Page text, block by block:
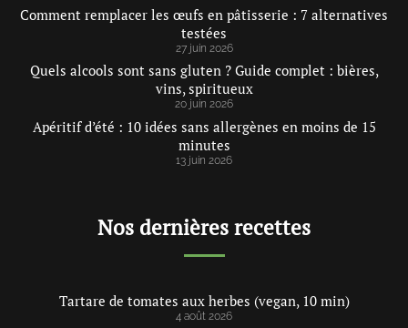
Comment remplacer les œufs en pâtisserie : 7 alternatives
testées
27 juin 2026
Quels alcools sont sans gluten ? Guide complet : bières,
vins, spiritueux
20 juin 2026
Apéritif d’été : 10 idées sans allergènes en moins de 15
minutes
13 juin 2026
Nos dernières recettes
Tartare de tomates aux herbes (vegan, 10 min)
4 août 2026